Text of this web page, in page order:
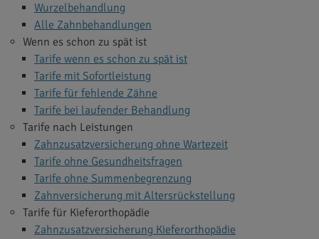
Wurzelbehandlung
Alle Zahnbehandlungen
Wenn es schon zu spät ist
Tarife wenn es schon zu spät ist
Tarife mit Sofortleistung
Tarife für fehlende Zähne
Tarife bei laufender Behandlung
Tarife nach Leistungen
Zahnzusatzversicherung ohne Wartezeit
Tarife ohne Gesundheitsfragen
Tarife ohne Summenbegrenzung
Zahnversicherung mit Altersrückstellung
Tarife für Kieferorthopädie
Zahnzusatzversicherung Kieferorthopädie